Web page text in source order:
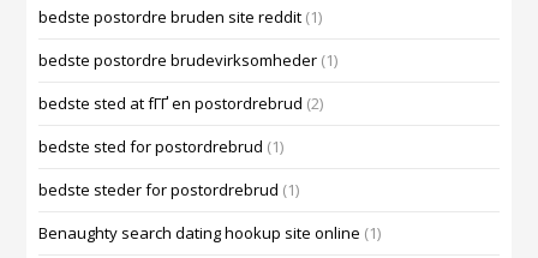
bedste postordre bruden site reddit (1)
bedste postordre brudevirksomheder (1)
bedste sted at fГҐ en postordrebrud (2)
bedste sted for postordrebrud (1)
bedste steder for postordrebrud (1)
Benaughty search dating hookup site online (1)